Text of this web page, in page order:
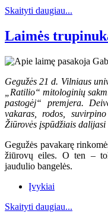
Skaityti daugiau...
Laimės
Gegužės 21 d. Vilniaus
„Ratilio“ mitologinių
pastogėj“ premjera.
vakaras, rodos,
Žiūrovės įspūdžiais
Gegužės pavakarę
žiūrovų eiles. O ten –
jaudulio bangelės.
Įvykiai
Skaityti daugiau...